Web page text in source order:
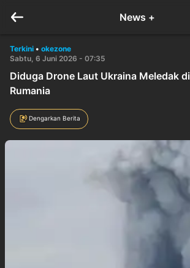
News +
Terkini • okezone
Sabtu, 6 Juni 2026 - 07:35
Diduga Drone Laut Ukraina Meledak
Rumania
Dengarkan Berita